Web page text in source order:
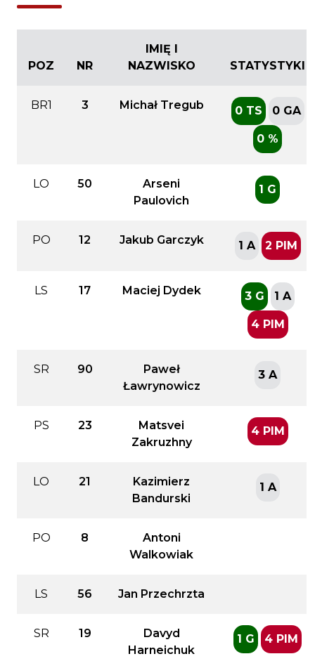
POZ NR
IMIĘ I
NAZWISKO
STATYSTYKI
BR1 3 Michał Tregub 0 TS 0 GA
0 %
LO 50
Arseni
Paulovich
1 G
PO 12 Jakub Garczyk 1 A 2 PIM
LS 17 Maciej Dydek 3 G 1 A
4 PIM
SR 90
Paweł
Ławrynowicz
3 A
PS 23
Matsvei
Zakruzhny
4 PIM
LO 21
Kazimierz
Bandurski
1 A
PO 8
Antoni
Walkowiak
LS 56 Jan Przechrzta
SR 19
Davyd
Harneichuk
1 G 4 PIM